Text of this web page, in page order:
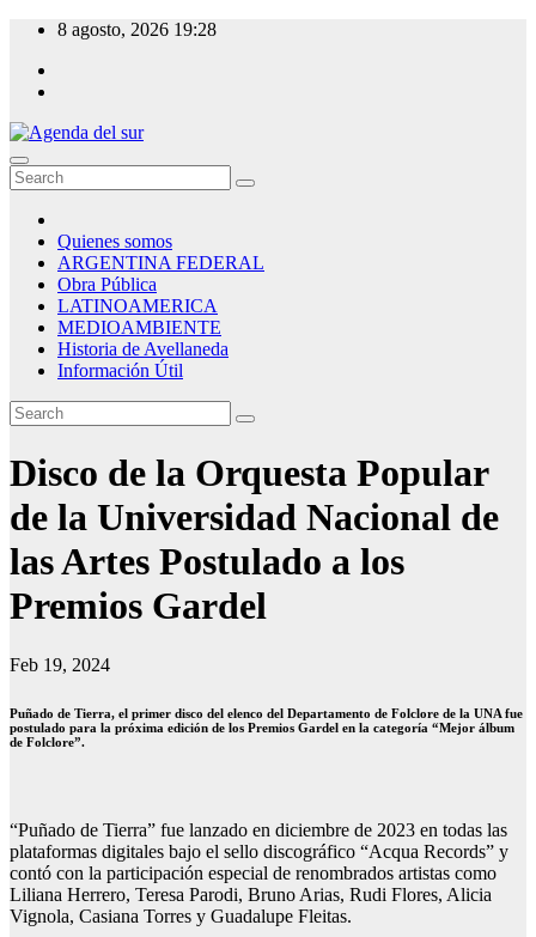
Skip
content
8 agosto, 2026 19:28
Agenda del sur
Quienes somos
ARGENTINA FEDERAL
Obra Pública
LATINOAMERICA
MEDIOAMBIENTE
Historia de Avellaneda
Información Útil
Disco de la Orquesta Popular
de la Universidad Nacional de
las Artes Postulado a los
Premios Gardel
Feb 19, 2024
Puñado de Tierra, el primer disco del elenco del Departamento de Folclore de la UNA fue
postulado para la próxima edición de los Premios Gardel en la categoría “Mejor álbum
de Folclore”.
“Puñado de Tierra” fue lanzado en diciembre de 2023 en todas las
plataformas digitales bajo el sello discográfico “Acqua Records” y
contó con la participación especial de renombrados artistas como
Liliana Herrero, Teresa Parodi, Bruno Arias, Rudi Flores, Alicia
Vignola, Casiana Torres y Guadalupe Fleitas.